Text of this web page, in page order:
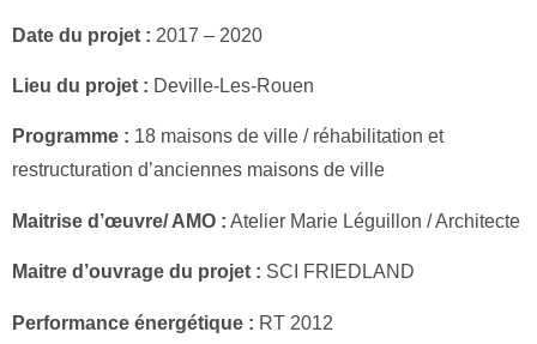
Date du projet : 2017 – 2020
Lieu du projet : Deville-Les-Rouen
Programme : 18 maisons de ville / réhabilitation et
restructuration d’anciennes maisons de ville
Maitrise d’œuvre/ AMO : Atelier Marie Léguillon / Architecte
Maitre d’ouvrage du projet : SCI FRIEDLAND
Performance énergétique : RT 2012